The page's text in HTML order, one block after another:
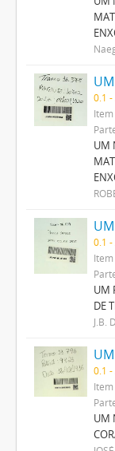
0.1
Item
UM
0.1
Item
UM
DE
J.B.
0.1
Item
UM